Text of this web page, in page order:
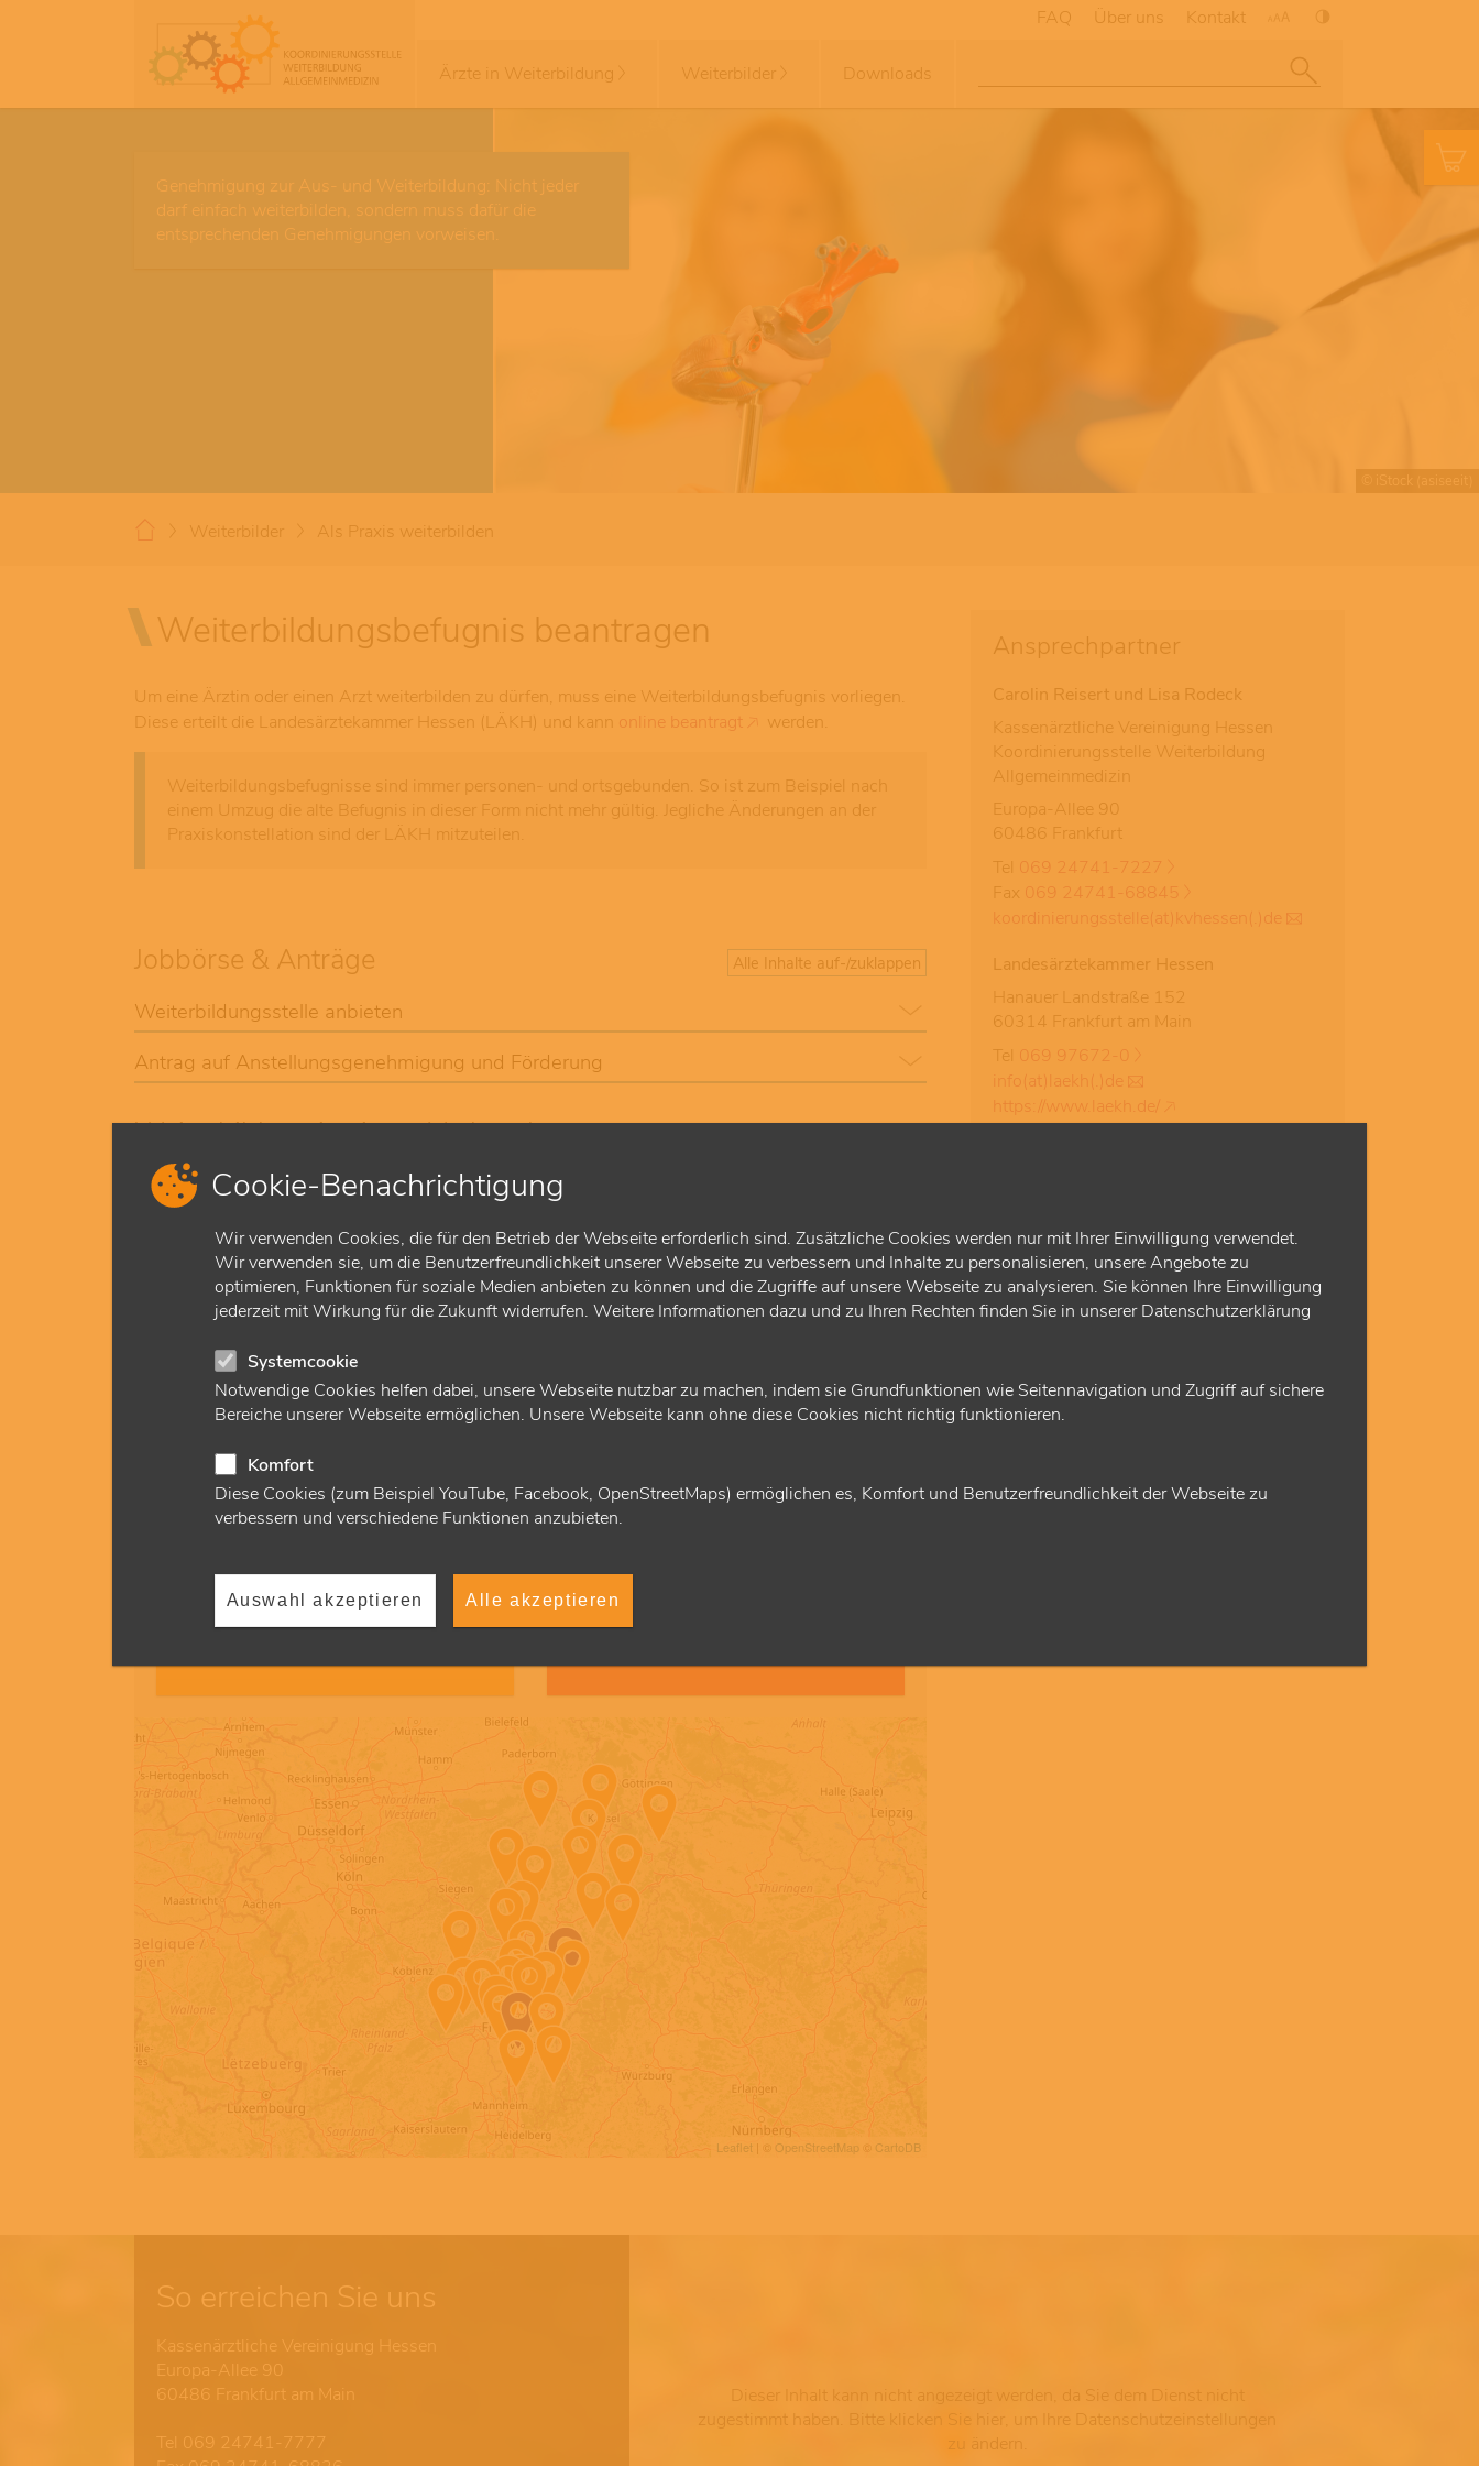
Cookie-Benachrichtigung
Wir verwenden Cookies, die für den Betrieb der Webseite erforderlich sind. Zusätzliche Cookies werden nur mit Ihrer Einwilligung verwendet.
Wir verwenden sie, um die Benutzerfreundlichkeit unserer Webseite zu verbessern und Inhalte zu personalisieren, unsere Angebote zu
optimieren, Funktionen für soziale Medien anbieten zu können und die Zugriffe auf unsere Webseite zu analysieren. Sie können Ihre Einwilligung
jederzeit mit Wirkung für die Zukunft widerrufen. Weitere Informationen dazu und zu Ihren Rechten finden Sie in unserer Datenschutzerklärung
Systemcookie
Notwendige Cookies helfen dabei, unsere Webseite nutzbar zu machen, indem sie Grundfunktionen wie Seitennavigation und Zugriff auf sichere
Bereiche unserer Webseite ermöglichen. Unsere Webseite kann ohne diese Cookies nicht richtig funktionieren.
Komfort
Diese Cookies (zum Beispiel YouTube, Facebook, OpenStreetMaps) ermöglichen es, Komfort und Benutzerfreundlichkeit der Webseite zu
verbessern und verschiedene Funktionen anzubieten.
Auswahl akzeptieren Alle akzeptieren
Ärzte in Weiterbildung Weiterbilder Downloads
FAQ Über uns Kontakt
Genehmigung zur Aus- und Weiterbildung: Nicht jeder
darf einfach weiterbilden, sondern muss dafür die
entsprechenden Genehmigungen vorweisen.
Weiterbilder Als Praxis weiterbilden
Weiterbildungsbefugnis beantragen
Um eine Ärztin oder einen Arzt weiterbilden zu dürfen, muss eine Weiterbildungsbefugnis vorliegen.
Diese erteilt die Landesärztekammer Hessen (LÄKH) und kann online beantragt werden.
Weiterbildungsbefugnisse sind immer
personen- und ortsgebunden. So ist zum Beispiel nach
einem Umzug die alte Befugnis in dieser Form nicht mehr gültig. Jegliche Änderungen an der
Praxiskonstellation sind der LÄKH mitzuteilen.
Jobbörse & Anträge Alle Inhalte auf-/zuklappen
Weiterbildungsstelle anbieten
Antrag auf Anstellungsgenehmigung und Förderung
Weiterbildung in einem Verbund
Ärztinnen und Ärzte in Weiterbildung (ÄiW), die sich für die Weiterbildung entschieden haben,
müssen die erforderlichen Weiterbildungsabschnitte in Kliniken und Praxen selbst organisieren.
Kliniken und niedergelassene Fachärztinnen und Fachärzte für Allgemeinmedizin oder anderer
Fachrichtungen können sich zu einemregionalen Weiterbildungsverbund
zusammenschließen.
Die Vorteile
qualifizierte und motivierte Ärztinnen und Ärzte in Weiterbildung
neue Netzwerke und Kontakte
Zukünftige Zuweiser selbst weiterbilden
Verbesserung der Versorgungslandschaft
Weiterbildungsverbünde
Leaflet OpenStreetMap© CartoDB
Ansprechpartner
Carolin Reisert und Lisa Rodeck
Kassenärztliche Vereinigung Hessen
Koordinierungsstelle Weiterbildung
Allgemeinmedizin
Europa-Allee 90
60486 Frankfurt
Tel 069 24741-7227
Fax 069 24741-68845
koordinierungsstelle(at)kvhessen(.)de
Landesärztekammer Hessen
Hanauer Landstraße 152
60314 Frankfurt am Main
Tel 069 97672-0
info(at)laekh(.)de
https://www.laekh.de/
So erreichen Sie uns
Kassenärztliche Vereinigung Hessen
Europa-Allee 90
60486 Frankfurt am Main
Tel 069 24741-7777
zugestimmt haben. Bitte klicken Sie hier, um Ihre Datenschutzeinstellungen
zu ändern.